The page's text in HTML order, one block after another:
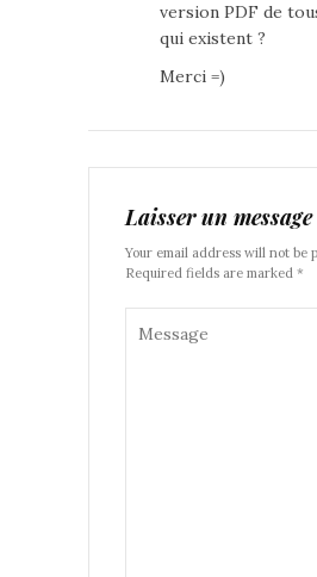
version PDF de
qui existent ?
Merci =)
Laisser un message
Your email address will not be
Required fields are marked *